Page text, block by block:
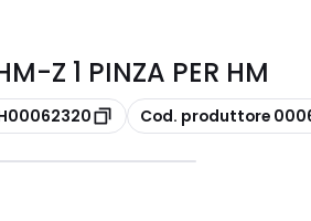
Z 1 PINZA PER HM
copia
Cod. produttore